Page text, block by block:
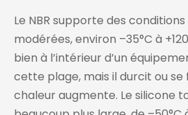
Le NBR supporte des
modérées, environ –35°C à
bien à l’intérieur d’un
cette plage, mais il durcit ou se
chaleur augmente. Le silicone